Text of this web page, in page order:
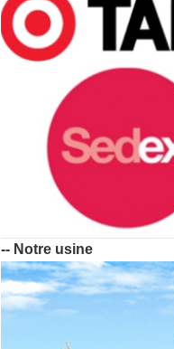
-- Notre usine